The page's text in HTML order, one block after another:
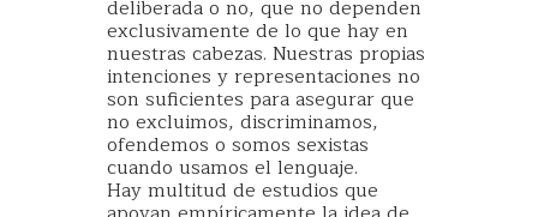
deliberada o no, que no dependen
exclusivamente de lo que hay en
nuestras cabezas. Nuestras propias
intenciones y representaciones no
son suficientes para asegurar que
no excluimos, discriminamos,
ofendemos o somos sexistas
cuando usamos el lenguaje.
Hay multitud de estudios que